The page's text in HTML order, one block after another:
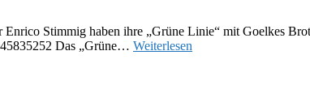
Stimmig haben ihre „Grüne Linie“ mit Goelkes
Das „Grüne… Weiterlesen